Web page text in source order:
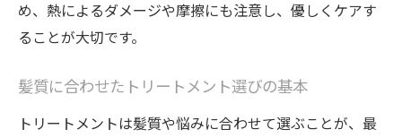
め、熱によるダメージや摩擦にも注意し、優しくケアす
ることが大切です。
髪質に合わせたトリートメント選びの基本
トリートメントは髪質や悩みに合わせて選ぶことが、最